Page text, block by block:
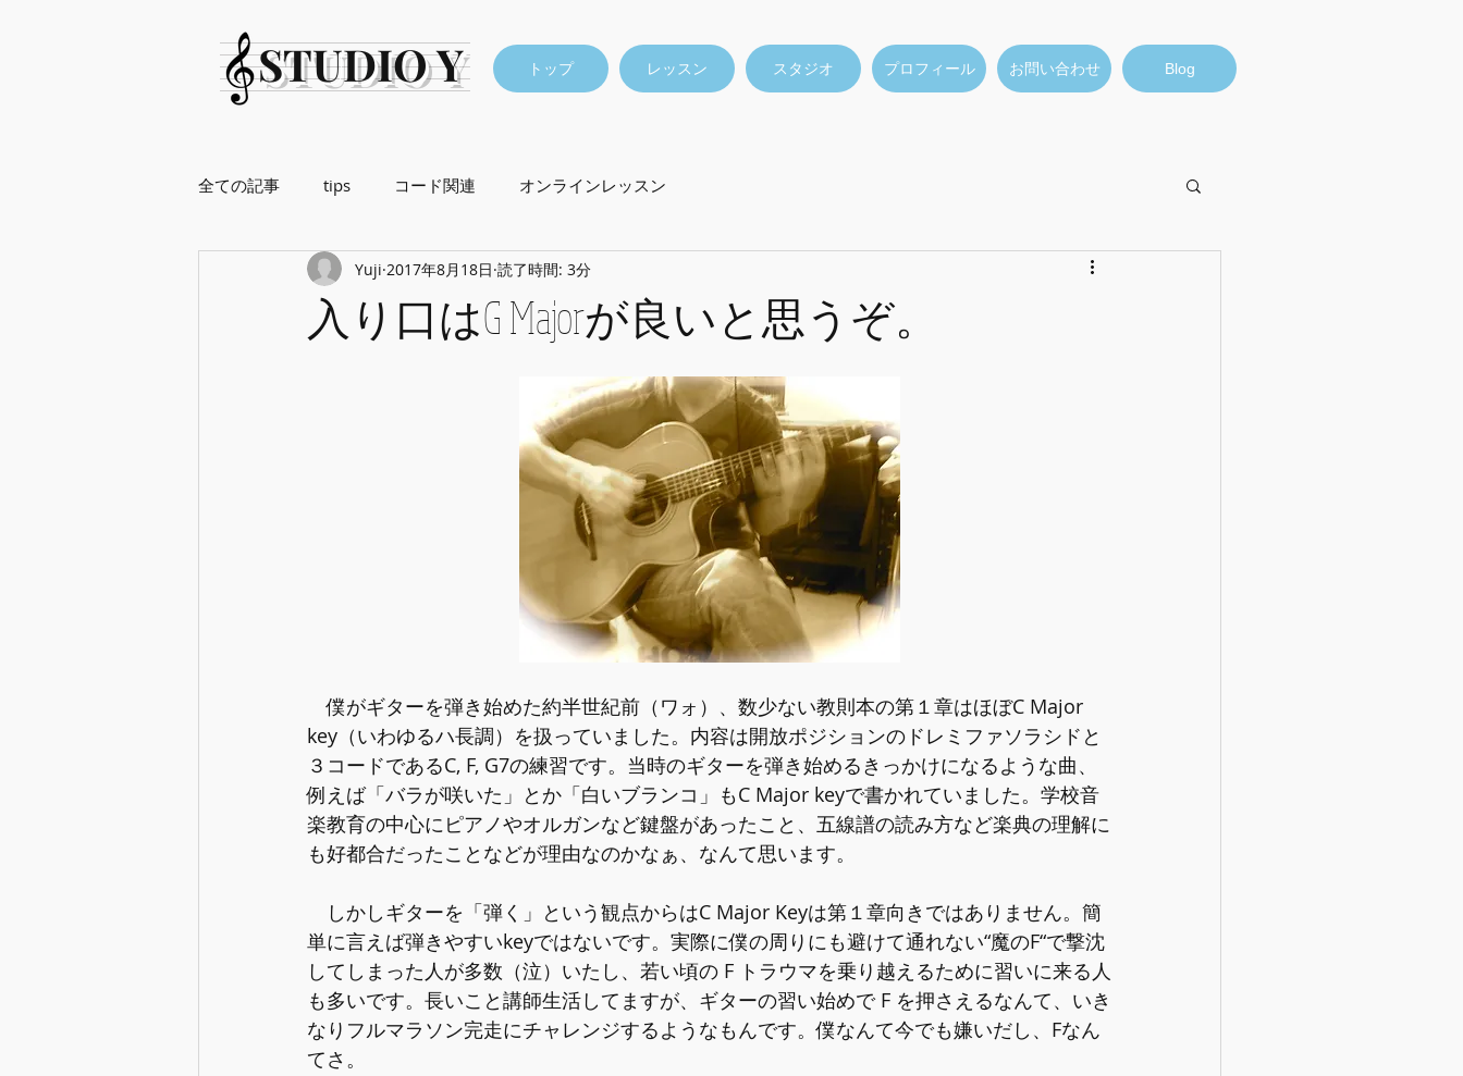
STUDIO Y トップ レッスン スタジオ プロフィール お問い合わせ Blog
全ての記事 tips コード関連 オンラインレッスン
入り口はG Majorが良いと思うぞ。
Yuji 2017年8月18日 読了時間: 3分
僕がギターを弾き始めた約半世紀前（ワォ）、数少ない教則本の第１章はほぼC Major
key（いわゆるハ長調）を扱っていました。内容は開放ポジションのドレミファソラシドと
３コードであるC, F, G7の練習です。当時のギターを弾き始めるきっかけになるような曲、
例えば「バラが咲いた」とか「白いブランコ」もC Major keyで書かれていました。学校音
楽教育の中心にピアノやオルガンなど鍵盤があったこと、五線譜の読み方など楽典の理解に
も好都合だったことなどが理由なのかなぁ、なんて思います。
しかしギターを「弾く」という観点からはC Major Keyは第１章向きではありません。簡
単に言えば弾きやすいkeyではないです。実際に僕の周りにも避けて通れない“魔のF“で撃沈
してしまった人が多数（泣）いたし、若い頃の F トラウマを乗り越えるために習いに来る人
も多いです。長いこと講師生活してますが、ギターの習い始めで F を押さえるなんて、いき
なりフルマラソン完走にチャレンジするようなもんです。僕なんて今でも嫌いだし、Fなん
てさ。